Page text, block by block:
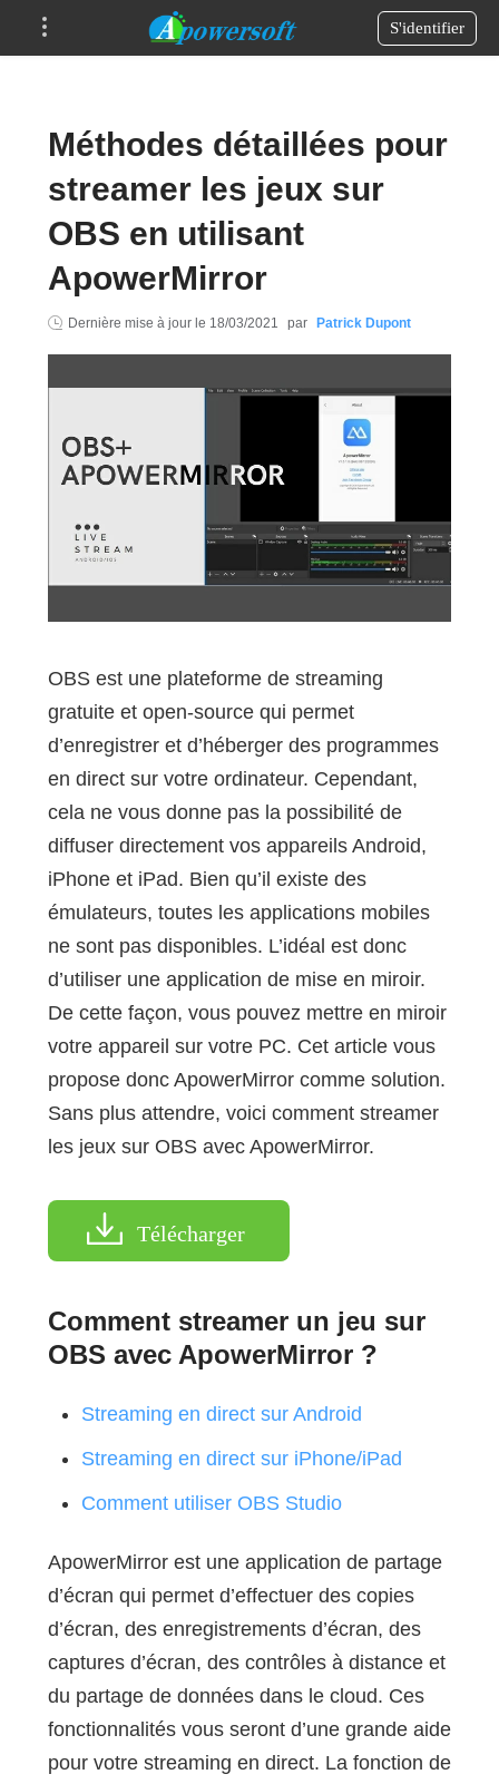
S'identifier
Méthodes détaillées pour
streamer les jeux sur
OBS en utilisant
ApowerMirror
Dernière mise à jour le 18/03/2021 par Patrick Dupont
OBS est une plateforme de streaming
gratuite et open-source qui permet
d’enregistrer et d’héberger des programmes
en direct sur votre ordinateur. Cependant,
cela ne vous donne pas la possibilité de
diffuser directement vos appareils Android,
iPhone et iPad. Bien qu’il existe des
émulateurs, toutes les applications mobiles
ne sont pas disponibles. L’idéal est donc
d’utiliser une application de mise en miroir.
De cette façon, vous pouvez mettre en miroir
votre appareil sur votre PC. Cet article vous
propose donc ApowerMirror comme solution.
Sans plus attendre, voici comment streamer
les jeux sur OBS avec ApowerMirror.
Télécharger
Comment streamer un jeu sur
OBS avec ApowerMirror ?
Streaming en direct sur Android
Streaming en direct sur iPhone/iPad
Comment utiliser OBS Studio
ApowerMirror est une application de partage
d’écran qui permet d’effectuer des copies
d’écran, des enregistrements d’écran, des
captures d’écran, des contrôles à distance et
du partage de données dans le cloud. Ces
fonctionnalités vous seront d’une grande aide
pour votre streaming en direct. La fonction de